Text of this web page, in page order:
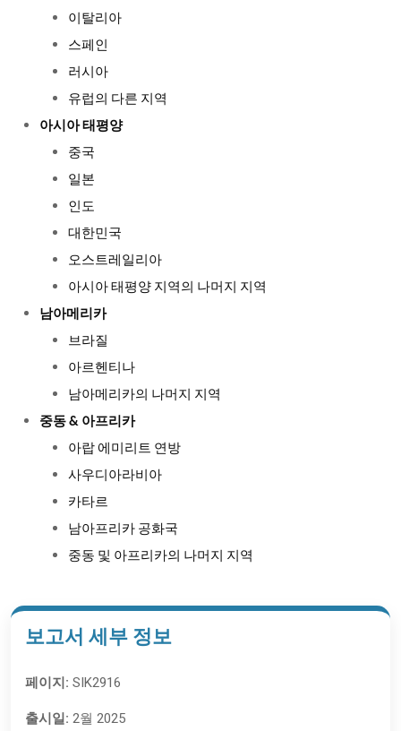
이탈리아
스페인
러시아
유럽의 다른 지역
아시아 태평양
중국
일본
인도
대한민국
오스트레일리아
아시아 태평양 지역의 나머지 지역
남아메리카
브라질
아르헨티나
남아메리카의 나머지 지역
중동 & 아프리카
아랍 에미리트 연방
사우디아라비아
카타르
남아프리카 공화국
중동 및 아프리카의 나머지 지역
보고서 세부 정보
페이지: SIK2916
출시일: 2월 2025